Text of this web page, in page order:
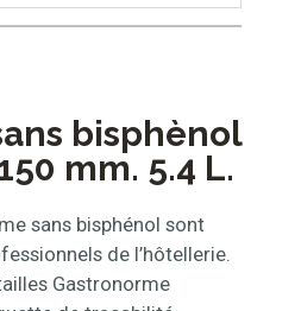
bisphènol
mm. 5.4 L.
sans bisphénol sont
de l’hôtellerie.
Gastronorme